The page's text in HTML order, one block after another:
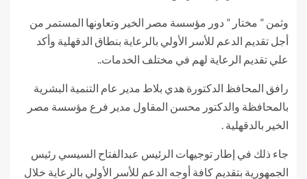
وثمن ” مختار ” دور مؤسسة مصر الخير وتعاونها المستمر من
أجل تقديم الدعم للأسر الأولي بالرعاية بنطاق الدقهلية وأكد
علي تقديم الرعاية لهم في مختلف الخدمات..
رافق المحافظ الدكتورة هدي بلاط مدير عام التنمية البشرية
بالمحافظة والدكتور محسن المقاول مدير فرع مؤسسة مصر
الخير بالدقهلية .
جاء ذلك في إطار توجيهات الرئيس عبدالفتاح السيسي رئيس
الجمهورية بتقديم كافة أوجه الدعم للأسر الأولي بالرعاية خلال